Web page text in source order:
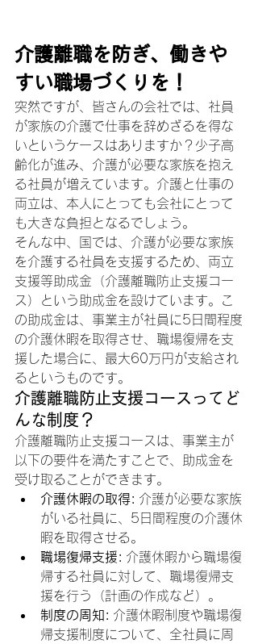
介護離職を防ぎ、働きや
すい職場づくりを！
突然ですが、皆さんの会社では、社員
が家族の介護で仕事を辞めざるを得な
いというケースはありますか？少子高
齢化が進み、介護が必要な家族を抱え
る社員が増えています。介護と仕事の
両立は、本人にとっても会社にとって
も大きな負担となるでしょう。
そんな中、国では、介護が必要な家族
を介護する社員を支援するため、両立
支援等助成金（介護離職防止支援コー
ス）という助成金を設けています。こ
の助成金は、事業主が社員に5日間程度
の介護休暇を取得させ、職場復帰を支
援した場合に、最大60万円が支給され
るというものです。
介護離職防止支援コースってど
んな制度？
介護離職防止支援コースは、事業主が
以下の要件を満たすことで、助成金を
受け取ることができます。
介護休暇の取得: 介護が必要な家族
がいる社員に、5日間程度の介護休
暇を取得させる。
職場復帰支援: 介護休暇から職場復
帰する社員に対して、職場復帰支
援を行う（計画の作成など）。
制度の周知: 介護休暇制度や職場復
帰支援制度について、全社員に周